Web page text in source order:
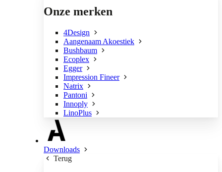
Onze merken
4Design
Aangenaam Akoestiek
Bushbaum
Ecoplex
Egger
Impression Fineer
Natrix
Pantoni
Innoply
LinoPlus
Downloads
Terug